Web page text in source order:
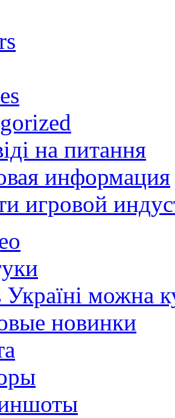
на питання
информация
игровой
можна
новинки